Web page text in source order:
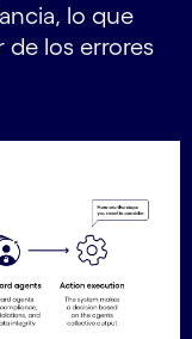
lo que
de los errores